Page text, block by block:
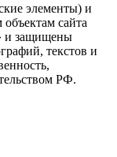
элементы) и
сайта
и защищены
текстов и
РФ.